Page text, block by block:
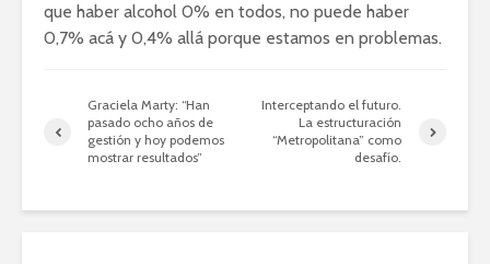
que haber alcohol 0% en todos, no puede haber
0,7% acá y 0,4% allá porque estamos en problemas.
Graciela Marty: “Han
pasado ocho años de
gestión y hoy podemos
mostrar resultados”
Interceptando el futuro.
La estructuración
“Metropolitana” como
desafío.